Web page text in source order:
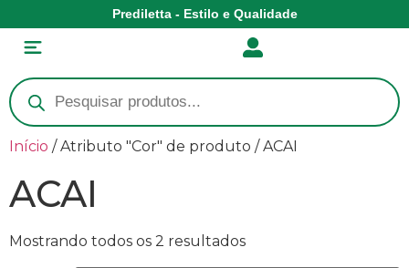
Prediletta - Estilo e Qualidade
Início / Atributo "Cor" de produto / ACAI
ACAI
Mostrando todos os 2 resultados